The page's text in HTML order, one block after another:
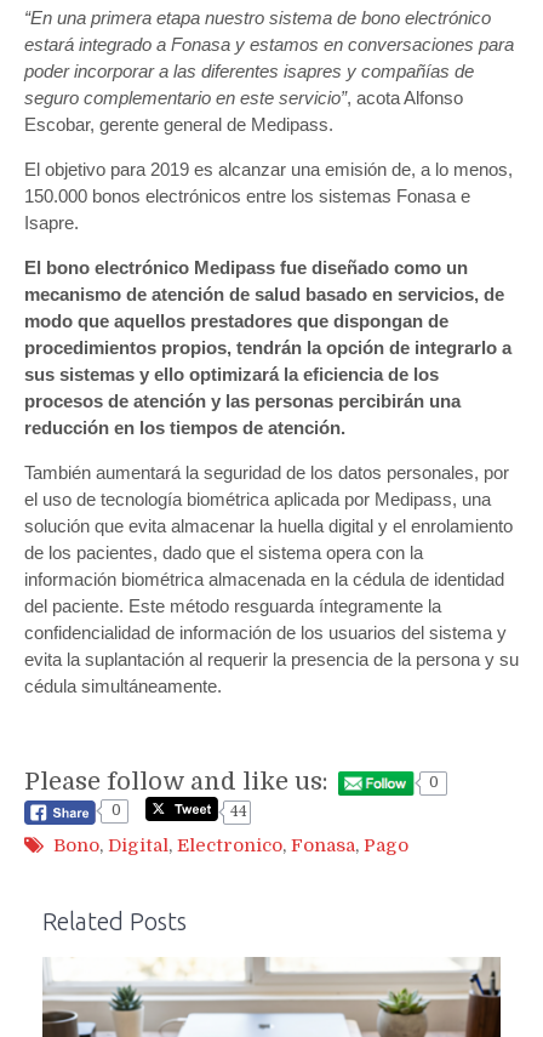
“En una primera etapa nuestro sistema de bono electrónico
estará integrado a Fonasa y estamos en conversaciones para
poder incorporar a las diferentes isapres y compañías de
seguro complementario en este servicio”, acota Alfonso
Escobar, gerente general de Medipass.
El objetivo para 2019 es alcanzar una emisión de, a lo menos,
150.000 bonos electrónicos entre los sistemas Fonasa e
Isapre.
El bono electrónico Medipass fue diseñado como un
mecanismo de atención de salud basado en servicios, de
modo que aquellos prestadores que dispongan de
procedimientos propios, tendrán la opción de integrarlo a
sus sistemas y ello optimizará la eficiencia de los
procesos de atención y las personas percibirán una
reducción en los tiempos de atención.
También aumentará la seguridad de los datos personales, por
el uso de tecnología biométrica aplicada por Medipass, una
solución que evita almacenar la huella digital y el enrolamiento
de los pacientes, dado que el sistema opera con la
información biométrica almacenada en la cédula de identidad
del paciente. Este método resguarda íntegramente la
confidencialidad de información de los usuarios del sistema y
evita la suplantación al requerir la presencia de la persona y su
cédula simultáneamente.
Please follow and like us:
0
0
44
Bono, Digital, Electronico, Fonasa, Pago
Related Posts